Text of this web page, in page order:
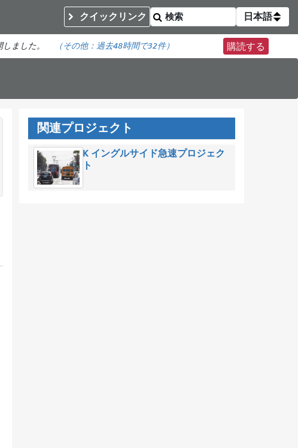
クイックリンク 日本語
ました。 （その他： 過去48時間で32件） 購読する
関連プロジェクト
K イングルサイド急速プロジェク
ト